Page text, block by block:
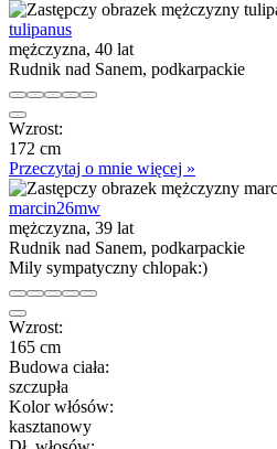
tulipanus
mężczyzna, 40 lat
Rudnik nad Sanem, podkarpackie
Wzrost:
172 cm
Przeczytaj o mnie więcej »
marcin26mw
mężczyzna, 39 lat
Rudnik nad Sanem, podkarpackie
Mily sympatyczny chlopak:)
Wzrost:
165 cm
Budowa ciała:
szczupła
Kolor włósów:
kasztanowy